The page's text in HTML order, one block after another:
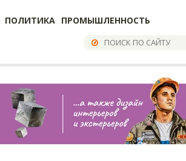
ПОЛИТИКА ПРОМЫШЛЕННОСТЬ